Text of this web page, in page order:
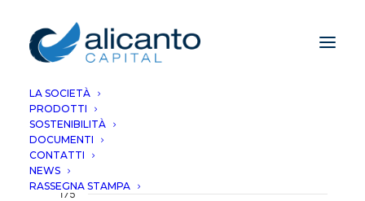
LA SOCIETÀ
PRODOTTI
SOSTENIBILITÀ
DOCUMENTI
CONTATTI
NEWS
RASSEGNA STAMPA
Equity Alpha P
175